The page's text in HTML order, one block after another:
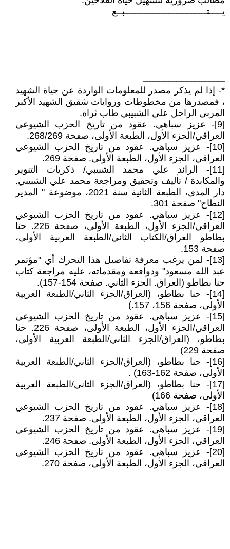
يـــــتــــــــــــــــــــــــــــــــبــع
ــــــــــــــــــــــــــــــــ
*- إذا لم يذكر مصدر للمعلومات الواردة عن حياة الشهيد
، فمصدرها من مخطوطات وروايات شقيق الشهيد الأكبر
المربي الراحل علي الشبيبي طاب ثراه.
[9]- عزيز سباهي. عقود من تاريخ الحزب الشيوعي
العراقي/الجزء الأول، الطبعة الأولى، صفحة 268/269.
[10]- عزيز سباهي. عقود من تاريخ الحزب الشيوعي
العراقي، الجزء الأول، الطبعة الأولى. صفحة 269.
[11]- الرائد علي محمد الشبيبي/ ذكريات التنوير
والمكابدة / تأليف وتحقيق ومراجعة محمد علي الشبيبي.
دار المدى، الطبعة الثانية سنة 2021، موضوعة " المدير
النطاح" صفحة 301.
[12]- عزيز سباهي. عقود من تاريخ الحزب الشيوعي
العراقي/الجزء الأول، الطبعة الأولى، صفحة 226. حنا
بطاطو العراق/الكتاب الثاني/الطبعة العربية الأولى،
صفحة 153.
[13]- لمن يرغب معرفة تفاصيل هذا التحرك أي "مؤتمر
عبد الله مسعود" ودوافعه ومقدماته، عليه مراجعة كتاب
حنا بطاطو (العراق. الجزء الثاني. صفحة 154-157).
[14]- حنا بطاطو، (العراق/الجزء الثاني/الطبعة العربية
الأولى، صفحة 156، 157.)
[15]- عزيز سباهي. عقود من تاريخ الحزب الشيوعي
العراقي/الجزء الأول، الطبعة الأولى، صفحة 226. حنا
بطاطو، (العراق/الجزء الثاني/الطبعة العربية الأولى،
صفحة 229)
[16]- حنا بطاطو، (العراق/الجزء الثاني/الطبعة العربية
الأولى، صفحة 162-163) .
[17]- حنا بطاطو، (العراق/الجزء الثاني/الطبعة العربية
الأولى، صفحة 166)
[18]- عزيز سباهي. عقود من تاريخ الحزب الشيوعي
العراقي، الجزء الأول، الطبعة الأولى. صفحة 237.
[19]- عزيز سباهي. عقود من تاريخ الحزب الشيوعي
العراقي، الجزء الأول، الطبعة الأولى. صفحة 246.
[20]- عزيز سباهي. عقود من تاريخ الحزب الشيوعي
العراقي، الجزء الأول، الطبعة الأولى، صفحة 270.